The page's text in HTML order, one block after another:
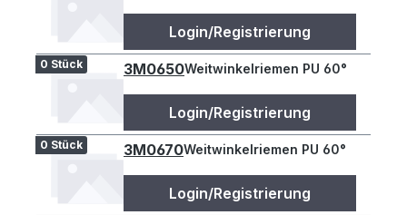
Login/Registrierung
0 Stück 3M0650Weitwinkelriemen PU 60°
Login/Registrierung
0 Stück 3M0670Weitwinkelriemen PU 60°
Login/Registrierung